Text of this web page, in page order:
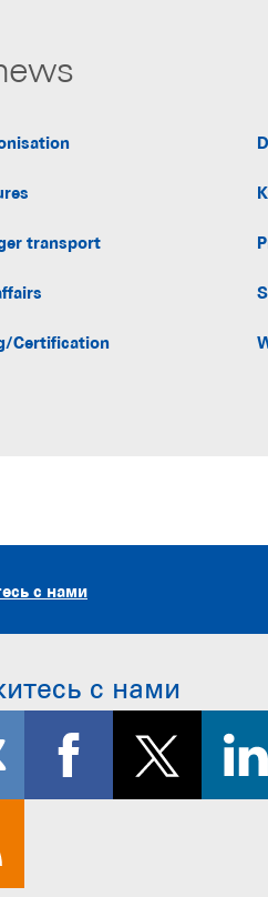
transport
Certification
с нами
с нами